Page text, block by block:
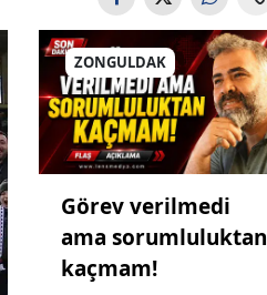
ZONGULDAK
Görev verilmedi
ama sorumluluktan
kaçmam!